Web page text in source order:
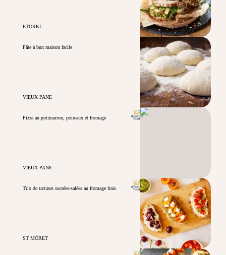
ETORKI
Pâte à bun maison facile
VIEUX PANE
Pizza au potimarron, poireaux et fromage
VIEUX PANE
Trio de tartines sucrées-salées au fromage frais
ST MÔRET